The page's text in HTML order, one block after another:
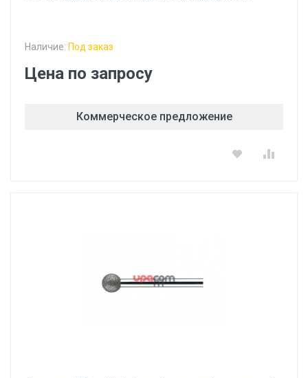
Наличие: Под заказ
Цена по запросу
Коммерческое предложение